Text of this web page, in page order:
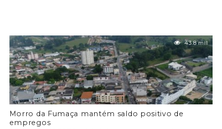
43.8 mil
Morro da Fumaça mantém saldo positivo de
empregos